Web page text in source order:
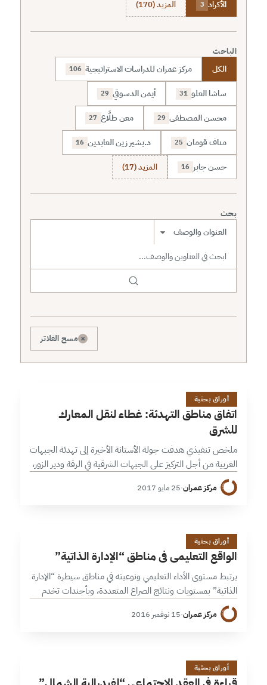
الأكراد 3 المزيد (170)
الباحث
الكل مركز عمران للدراسات الاستراتيجية 106
ساشا العلو 31 أيمن الدسوقي 29
محسن المصطفى 29 معن طلَّاع 27
مناف قومان 25 د.بشير زين العابدين 16
حسن جابر 16 المزيد (17)
بحث
نطاق البحث
× مسح الفلاتر
ا
15 دقائق
أوراق بحثية
اتفاق مناطق التهدئة: غطاء لنقل المعارك
للشرق
ملخص تنفيذي هدفت جولة الأستانة الأخيرة إلى تهدئة الجبهات
الغربية من أجل التركيز على الجبهات الشرقية في الرقة ودير الزور،
حيث أن الأخيرة باتت أكثر أهمية للنظام وللروس من إدلب…
مركز عمران·25 مايو 2017
ا
21 دقائق
أوراق بحثية
الواقع التعليمي في مناطق “الإدارة الذاتية”
يرتبط مستوى الأداء التعليمي ونوعيته في مناطق سيطرة “الإدارة
الذاتية” بمستويات ونتائج الصراع المتعددة، وبأجندات تخدم
المشروع السياسي وأيديولوجياته، ويعتري هذه العملية إشكالات
تقنية وفنية عدة، ويلحظ فيها عدم وضوح…
مركز عمران·15 نوفمبر 2016
ق
22 دقائق
أوراق بحثية